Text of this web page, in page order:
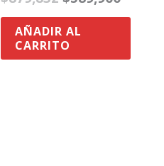
AÑADIR AL
CARRITO